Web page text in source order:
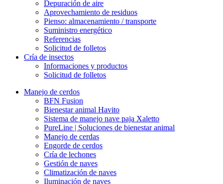
Depuración de aire
Aprovechamiento de residuos
Pienso: almacenamiento / transporte
Suministro energético
Referencias
Solicitud de folletos
Cría de insectos
Informaciones y productos
Solicitud de folletos
Manejo de cerdos
BFN Fusion
Bienestar animal Havito
Sistema de manejo nave paja Xaletto
PureLine | Soluciones de bienestar animal
Manejo de cerdas
Engorde de cerdos
Cría de lechones
Gestión de naves
Climatización de naves
Iluminación de naves